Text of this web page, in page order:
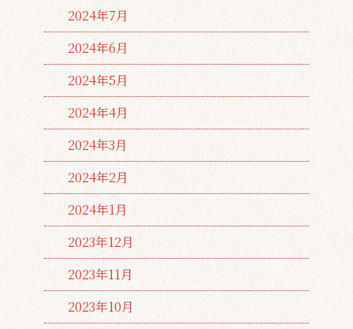
2024年7月
2024年6月
2024年5月
2024年4月
2024年3月
2024年2月
2024年1月
2023年12月
2023年11月
2023年10月